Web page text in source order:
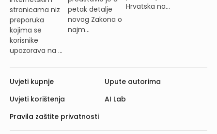
stranicama niz
preporuka
kojima se
korisnike
upozorava na ...
petak detalje
novog Zakona o
najm...
Hrvatska na...
Uvjeti kupnje
Uvjeti korištenja
Pravila zaštite privatnosti
Upute autorima
AI Lab